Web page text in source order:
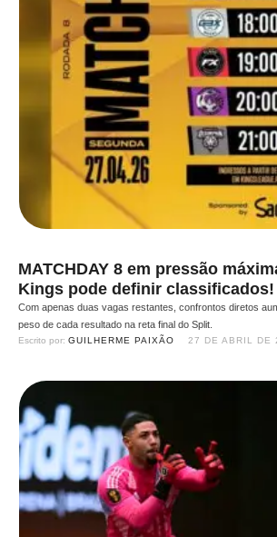
MATCHDAY 8 em pressão
Kings pode definir classificados!
Com apenas duas vagas restantes, confrontos diretos
peso de cada resultado na reta final do Split.
Escrito por: GUILHERME PAIXÃO 27 DE ABRIL DE